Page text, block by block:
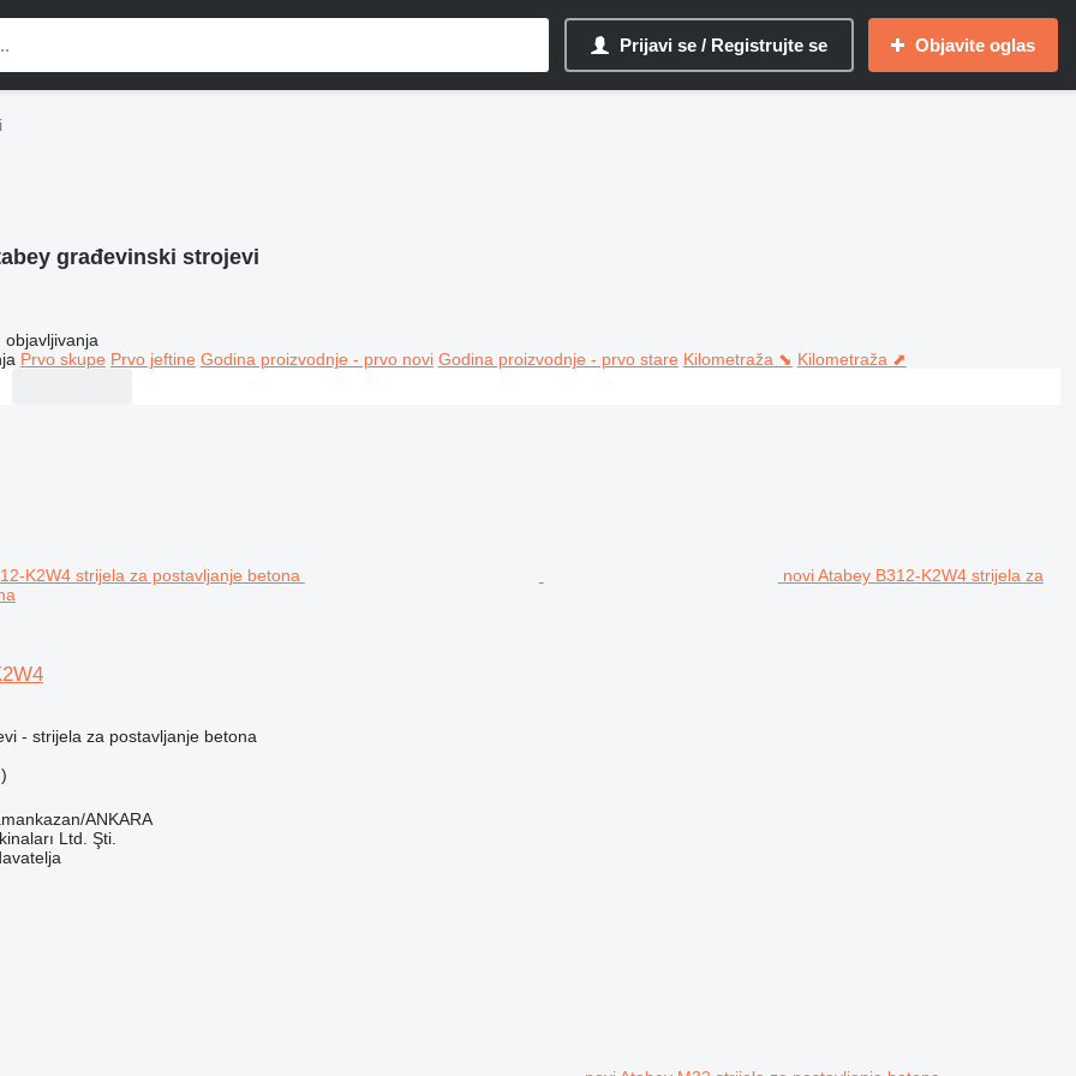
Prijavi se / Registrujte se Objavite oglas
građevinski strojevi
objavljivanja
Prvo skupe Prvo jeftine Godina proizvodnje - prvo novi Godina proizvodnje - prvo stare Kilometraža ⬊ Kilometraža ⬈
novi Atabey B312-K2W4 strijela za
- strijela za postavljanje betona
ANKARA
Ltd. Şti.